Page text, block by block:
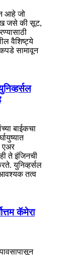
आहे जो
जसे की सूट,
वैशिष्ट्ये
सामावून
बाईकचा
एअर
ते इंजिनची
युनिव्हर्सल
तत्व
कॅमेरा